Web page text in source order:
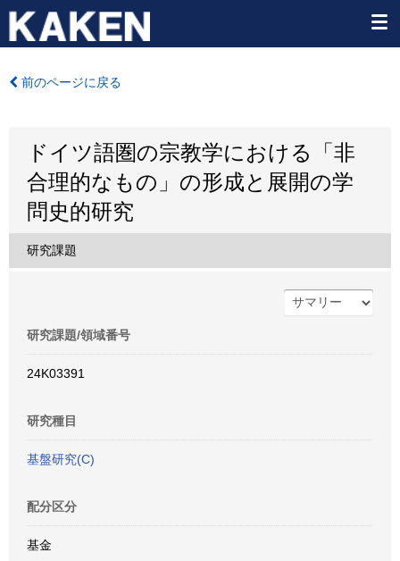
前のページに戻る
ドイツ語圏の宗教学における「非
合理的なもの」の形成と展開の学
問史的研究
研究課題
研究課題/領域番号
24K03391
研究種目
基盤研究(C)
配分区分
基金